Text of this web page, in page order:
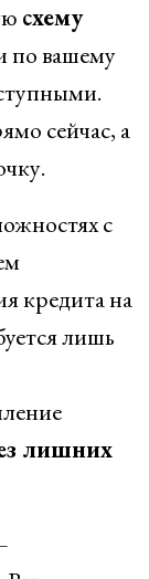
схему
по вашему
сейчас, а
с
кредита на
лишь
лишних